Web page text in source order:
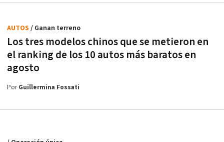
Los tres modelos chinos que se metieron en
el ranking de los 10 autos más baratos en
agosto
AUTOS / Ganan terreno
PorGuillermina Fossati